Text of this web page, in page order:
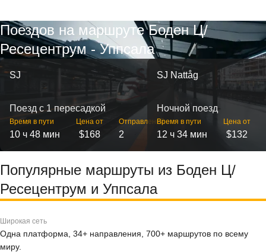
Поездов на маршруте Боден Ц/
Ресецентрум - Уппсала
SJ
Поезд с 1 пересадкой
Время в пути
10 ч 48 мин
Цена от
$168
Отправлений
2
SJ Nattåg
Ночной поезд
Время в пути
12 ч 34 мин
Цена от
$132
Популярные маршруты из Боден Ц/
Ресецентрум и Уппсала
Широкая сеть
Одна платформа, 34+ направления, 700+ маршрутов по всему
миру.